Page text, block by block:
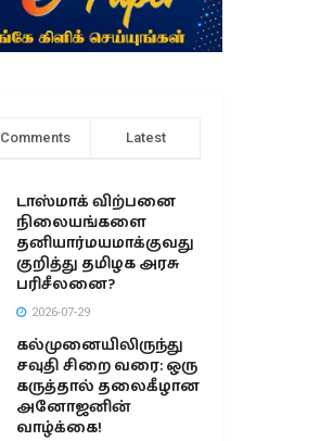
Comments Latest
டாஸ்மாக் விற்பனை
நிலையங்களை
தனியார்மயமாக்குவது
குறித்து தமிழக அரசு
பரிசீலனை?
2026-07-29
கல்முனையிலிருந்து
சவுதி சிறை வரை: ஒரு
கருத்தால் தலைகீழான
அனோஜனின்
வாழ்க்கை!